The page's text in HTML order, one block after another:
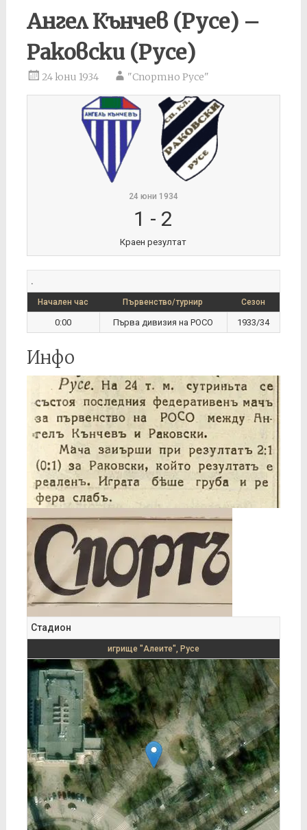
Ангел Кънчев (Русе) –
Раковски (Русе)
24 юни 1934 "Спортно Русе"
24 юни 1934
1 - 2
Краен резултат
.
Начален час Първенство/турнир Сезон
0:00 Първа дивизия на РОСО 1933/34
Инфо
Стадион
игрище "Алеите", Русе